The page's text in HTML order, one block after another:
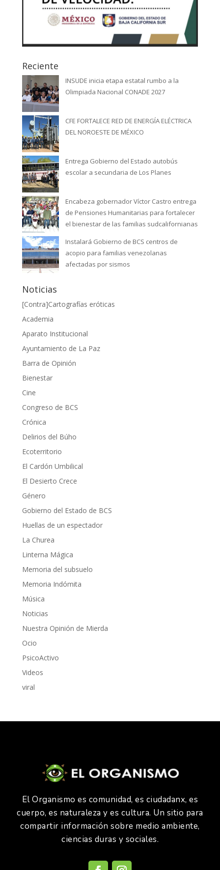
Reciente
INSUDE inicia etapa estatal rumbo a la
Olimpiada Nacional CONADE 2027
CFE FORTALECE RED DE ENERGÍA ELÉCTRICA
DEL NOROESTE DE MÉXICO
Entrega Gobierno del Estado autobús
escolar a secundaria de Los Planes
Encabeza gobernador Víctor Castro entrega
de Pensiones Humanitarias para fortalecer
el bienestar de las familias sudcalifornianas
Instalará Gobierno de BCS centros de
acopio para familias venezolanas
afectadas por sismos
Noticias
[Contra]Cartografías eróticas
Academia
Aparato Institucional
Ayuntamiento de La Paz
Barra de Opinión
Bienestar
Cine
Congreso de BCS
Crónica
Delirios del Búho
Ecoterritorio
El Cardón Umbilical
El Desierto Crece
Género
Gobierno del Estado de BCS
Huellas de un espectador
La Churea
Linterna Mágica
Memoria del subsuelo
Memoria Indómita
Música
Noticias
Nuestra Opinión de Mierda
Ocio
PsicoActivo
Videos
viral
El Organismo es comunidad, es ciudadanx, es
cuerpo, es naturaleza y es cultura. Un sitio para
compartir información sobre medio ambiente,
ciencias duras y sociales.